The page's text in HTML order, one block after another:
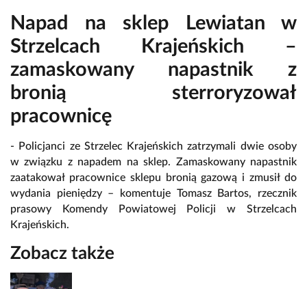
Napad na sklep Lewiatan w
Strzelcach Krajeńskich –
zamaskowany napastnik z
bronią sterroryzował
pracownicę
- Policjanci ze Strzelec Krajeńskich zatrzymali dwie osoby
w związku z napadem na sklep. Zamaskowany napastnik
zaatakował pracownice sklepu bronią gazową i zmusił do
wydania pieniędzy – komentuje Tomasz Bartos, rzecznik
prasowy Komendy Powiatowej Policji w Strzelcach
Krajeńskich.
Zobacz także